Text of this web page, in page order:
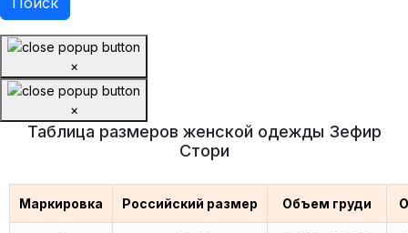
×
×
Таблица размеров женской одежды Зефир
Стори
Маркировка Российский размер Объем груди